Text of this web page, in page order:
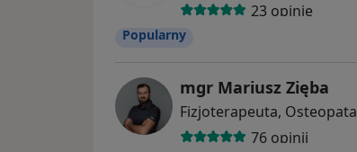
23 opinie
Popularny
mgr Mariusz Zięba
Fizjoterapeuta, Osteopata
76 opinii